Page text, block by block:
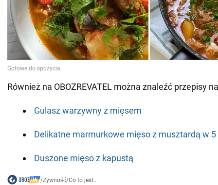
Również na OBOZREVATEL można znaleźć przepisy na
Gulasz warzywny z mięsem
Delikatne marmurkowe mięso z musztardą w
Duszone mięso z kapustą
/Żywność/Co to jest...